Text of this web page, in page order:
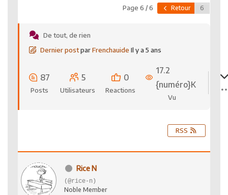
Page 6 / 6 Retour
De tout, de rien
Dernier postparFrenchauide Il y a 5 ans
87
Posts
5
Utilisateurs
0
Reactions
17.2
{numéro}K
Vu
RSS
Rice N
(@rice-n)
Noble Member